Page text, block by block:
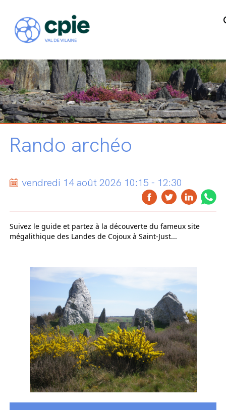
Rando archéo
vendredi 14 août 2026 10:15 - 12:30
Suivez le guide et partez à la découverte du fameux site
mégalithique des Landes de Cojoux à Saint-Just...